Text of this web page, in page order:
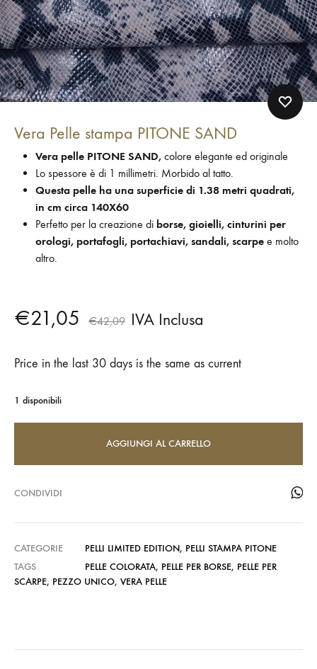
Vera Pelle stampa PITONE SAND
Vera pelle PITONE SAND, colore elegante ed originale
Lo spessore è di 1 millimetri. Morbido al tatto.
Questa pelle ha una superficie di 1.38 metri quadrati,
in cm circa 140X60
Perfetto per la creazione di borse, gioielli, cinturini per
orologi, portafogli, portachiavi, sandali, scarpe e molto
altro.
€21,05 €42,09 IVA Inclusa
Price in the last 30 days is the same as current
1 disponibili
AGGIUNGI AL CARRELLO
CONDIVIDI
CATEGORIE PELLI LIMITED EDITION, PELLI STAMPA PITONE
TAGS
PELLE COLORATA, PELLE PER BORSE, PELLE PER
SCARPE, PEZZO UNICO, VERA PELLE